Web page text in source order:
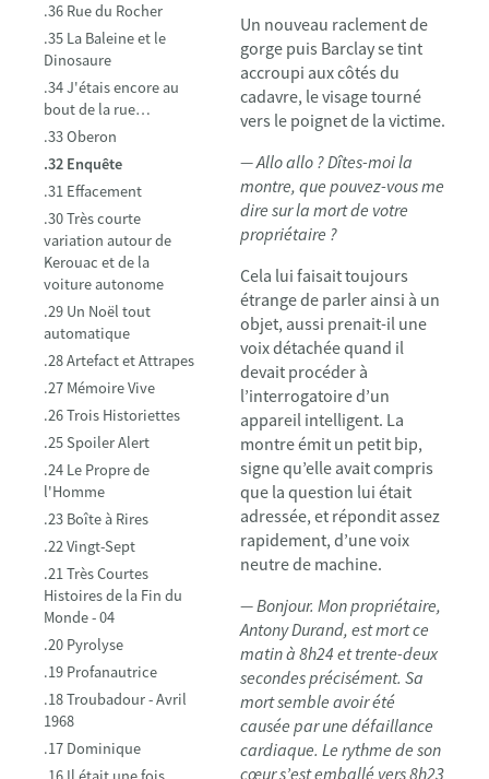
.36 Rue du Rocher
.35 La Baleine et le
Dinosaure
.34 J'étais encore au
bout de la rue…
.33 Oberon
.32 Enquête
.31 Effacement
.30 Très courte
variation autour de
Kerouac et de la
voiture autonome
.29 Un Noël tout
automatique
.28 Artefact et Attrapes
.27 Mémoire Vive
.26 Trois Historiettes
.25 Spoiler Alert
.24 Le Propre de
l'Homme
.23 Boîte à Rires
.22 Vingt-Sept
.21 Très Courtes
Histoires de la Fin du
Monde - 04
.20 Pyrolyse
.19 Profanautrice
.18 Troubadour - Avril
1968
.17 Dominique
Un nouveau raclement de
gorge puis Barclay se tint
accroupi aux côtés du
cadavre, le visage tourné
vers le poignet de la victime.
— Allo allo ? Dîtes-moi la
montre, que pouvez-vous me
dire sur la mort de votre
propriétaire ?
Cela lui faisait toujours
étrange de parler ainsi à un
objet, aussi prenait-il une
voix détachée quand il
devait procéder à
l’interrogatoire d’un
appareil intelligent. La
montre émit un petit bip,
signe qu’elle avait compris
que la question lui était
adressée, et répondit assez
rapidement, d’une voix
neutre de machine.
— Bonjour. Mon propriétaire,
Antony Durand, est mort ce
matin à 8h24 et trente-deux
secondes précisément. Sa
mort semble avoir été
causée par une défaillance
cardiaque. Le rythme de son
cœur s’est emballé vers 8h23